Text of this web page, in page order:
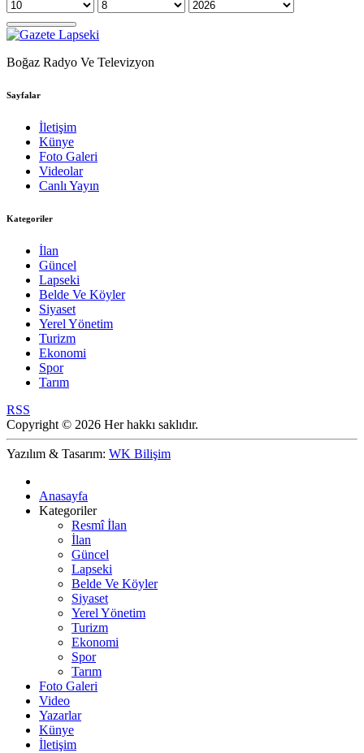
Boğaz Radyo Ve Televizyon
Sayfalar
İletişim
Künye
Foto Galeri
Videolar
Canlı Yayın
Kategoriler
İlan
Güncel
Lapseki
Belde Ve Köyler
Siyaset
Yerel Yönetim
Turizm
Ekonomi
Spor
Tarım
RSS
Copyright © 2026 Her hakkı saklıdır.
Yazılım & Tasarım: WK Bilişim
Anasayfa
Kategoriler
Resmî İlan
İlan
Güncel
Lapseki
Belde Ve Köyler
Siyaset
Yerel Yönetim
Turizm
Ekonomi
Spor
Tarım
Foto Galeri
Video
Yazarlar
Künye
İletişim